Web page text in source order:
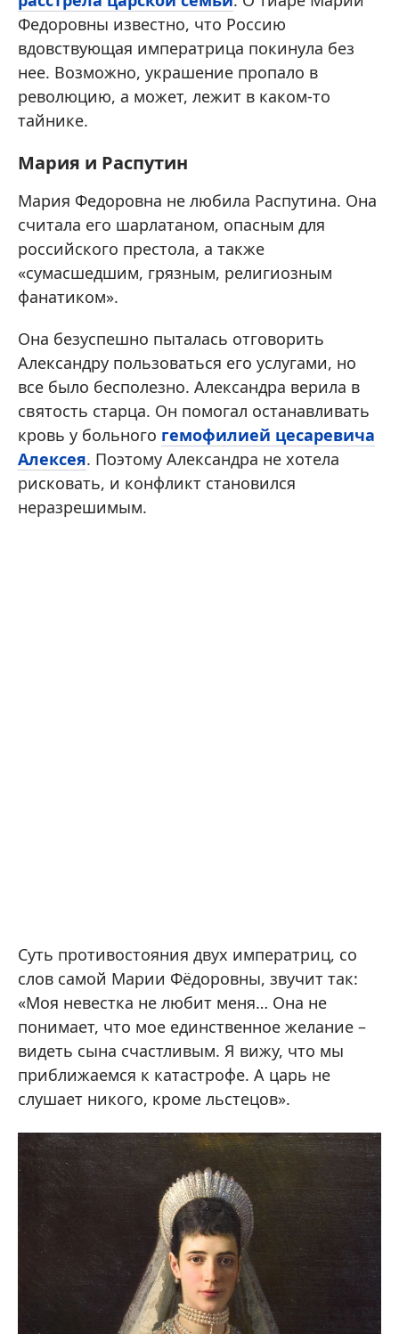
Федоровны известно, что Россию
вдовствующая императрица покинула без
нее. Возможно, украшение пропало в
революцию, а может, лежит в каком-то
тайнике.
Мария и Распутин
Мария Федоровна не любила Распутина. Она
считала его шарлатаном, опасным для
российского престола, а также
«сумасшедшим, грязным, религиозным
фанатиком».
Она безуспешно пыталась отговорить
Александру пользоваться его услугами, но
все было бесполезно. Александра верила в
святость старца. Он помогал останавливать
кровь у больного гемофилией цесаревича
Алексея. Поэтому Александра не хотела
рисковать, и конфликт становился
неразрешимым.
Суть противостояния двух императриц, со
слов самой Марии Фёдоровны, звучит так:
«Моя невестка не любит меня… Она не
понимает, что мое единственное желание –
видеть сына счастливым. Я вижу, что мы
приближаемся к катастрофе. А царь не
слушает никого, кроме льстецов».